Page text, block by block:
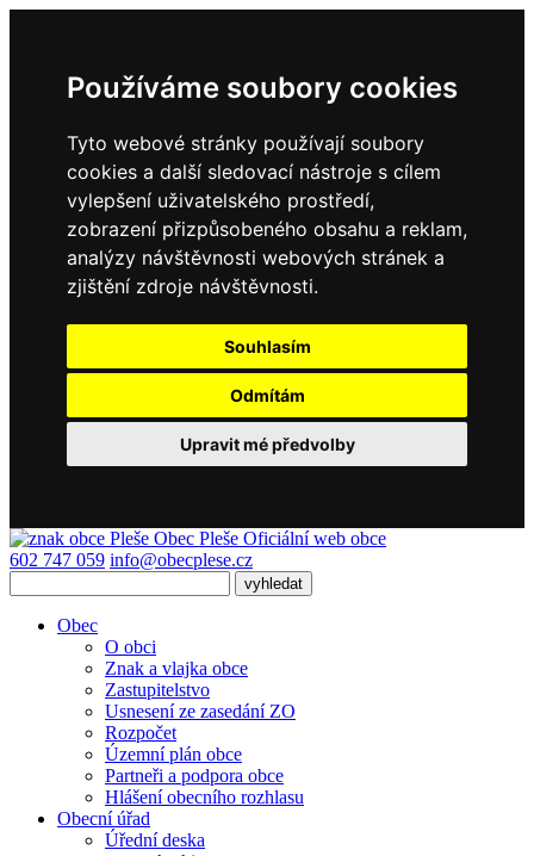
Používáme soubory cookies
Tyto webové stránky používají soubory
cookies a další sledovací nástroje s cílem
vylepšení uživatelského prostředí,
zobrazení přizpůsobeného obsahu a reklam,
analýzy návštěvnosti webových stránek a
zjištění zdroje návštěvnosti.
Souhlasím
Odmítám
Upravit mé předvolby
Obec Pleše Oficiální web obce
602 747 059 info@obecplese.cz
Obec
O obci
Znak a vlajka obce
Zastupitelstvo
Usnesení ze zasedání ZO
Rozpočet
Územní plán obce
Partneři a podpora obce
Hlášení obecního rozhlasu
Obecní úřad
Úřední deska